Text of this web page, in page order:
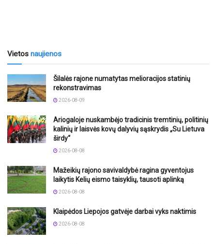
Vietos naujienos
Šilalės rajone numatytas melioracijos statinių
rekonstravimas
2026-08-09
Ariogaloje nuskambėjo tradicinis tremtinių, politinių
kalinių ir laisvės kovų dalyvių sąskrydis „Su Lietuva
širdy“
2026-08-08
Mažeikių rajono savivaldybė ragina gyventojus
laikytis Kelių eismo taisyklių, tausoti aplinką
2026-08-08
Klaipėdos Liepojos gatvėje darbai vyks naktimis
2026-08-08